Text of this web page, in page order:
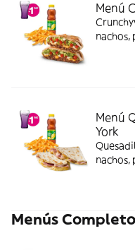
Menú
nachos,
Menú
York
nachos,
Menús